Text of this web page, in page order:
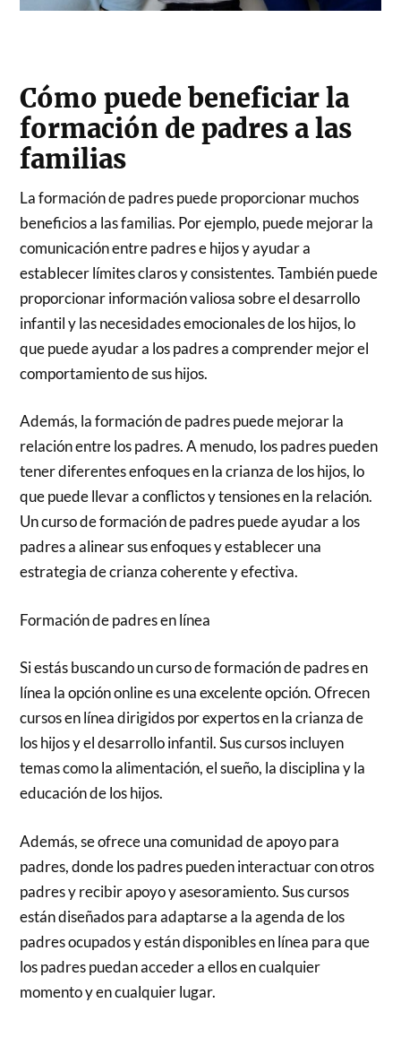
Cómo puede beneficiar la
formación de padres a las
familias
La formación de padres puede proporcionar muchos
beneficios a las familias. Por ejemplo, puede mejorar la
comunicación entre padres e hijos y ayudar a
establecer límites claros y consistentes. También puede
proporcionar información valiosa sobre el desarrollo
infantil y las necesidades emocionales de los hijos, lo
que puede ayudar a los padres a comprender mejor el
comportamiento de sus hijos.
Además, la formación de padres puede mejorar la
relación entre los padres. A menudo, los padres pueden
tener diferentes enfoques en la crianza de los hijos, lo
que puede llevar a conflictos y tensiones en la relación.
Un curso de formación de padres puede ayudar a los
padres a alinear sus enfoques y establecer una
estrategia de crianza coherente y efectiva.
Formación de padres en línea
Si estás buscando un curso de formación de padres en
línea la opción online es una excelente opción. Ofrecen
cursos en línea dirigidos por expertos en la crianza de
los hijos y el desarrollo infantil. Sus cursos incluyen
temas como la alimentación, el sueño, la disciplina y la
educación de los hijos.
Además, se ofrece una comunidad de apoyo para
padres, donde los padres pueden interactuar con otros
padres y recibir apoyo y asesoramiento. Sus cursos
están diseñados para adaptarse a la agenda de los
padres ocupados y están disponibles en línea para que
los padres puedan acceder a ellos en cualquier
momento y en cualquier lugar.